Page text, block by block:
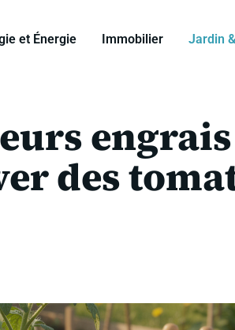
et Énergie Immobilier Jardin
engrais
des